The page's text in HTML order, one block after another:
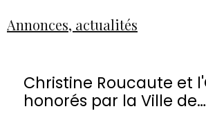
Annonces, actualités
Christine Roucaute et
honorés par la Ville de